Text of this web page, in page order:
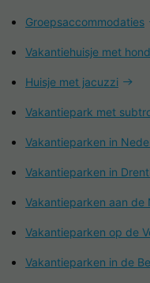
Groepsaccommodaties
Vakantiehuisje met hond
Huisje met jacuzzi
Vakantiepark met
Vakantieparken in
Vakantieparken in
Vakantieparken aan de
Vakantieparken op de
Vakantieparken in de